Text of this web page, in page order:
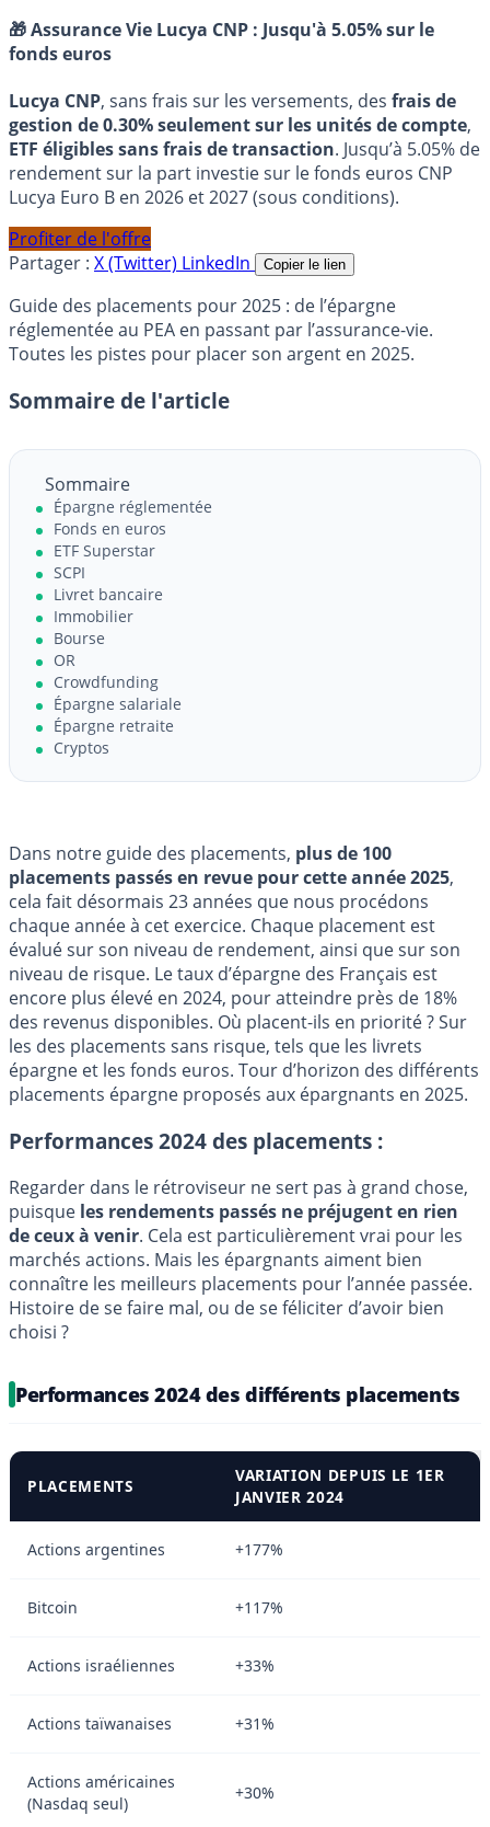
🎁 Assurance Vie Lucya CNP : Jusqu'à 5.05% sur le
fonds euros
Lucya CNP, sans frais sur les versements, des frais de
gestion de 0.30% seulement sur les unités de compte,
ETF éligibles sans frais de transaction. Jusqu’à 5.05% de
rendement sur la part investie sur le fonds euros CNP
Lucya Euro B en 2026 et 2027 (sous conditions).
Profiter de l'offre
Partager : X (Twitter) LinkedIn Copier le lien
Guide des placements pour 2025 : de l’épargne
réglementée au PEA en passant par l’assurance-vie.
Toutes les pistes pour placer son argent en 2025.
Sommaire de l'article
Sommaire
Épargne réglementée
Fonds en euros
ETF Superstar
SCPI
Livret bancaire
Immobilier
Bourse
OR
Crowdfunding
Épargne salariale
Épargne retraite
Cryptos
Dans notre guide des placements, plus de 100
placements passés en revue pour cette année 2025,
cela fait désormais 23 années que nous procédons
chaque année à cet exercice. Chaque placement est
évalué sur son niveau de rendement, ainsi que sur son
niveau de risque. Le taux d’épargne des Français est
encore plus élevé en 2024, pour atteindre près de 18%
des revenus disponibles. Où placent-ils en priorité ? Sur
les des placements sans risque, tels que les livrets
épargne et les fonds euros. Tour d’horizon des différents
placements épargne proposés aux épargnants en 2025.
Performances 2024 des placements :
Regarder dans le rétroviseur ne sert pas à grand chose,
puisque les rendements passés ne préjugent en rien
de ceux à venir. Cela est particulièrement vrai pour les
marchés actions. Mais les épargnants aiment bien
connaître les meilleurs placements pour l’année passée.
Histoire de se faire mal, ou de se féliciter d’avoir bien
choisi ?
Performances 2024 des différents placements
PLACEMENTS
VARIATION DEPUIS LE 1ER
JANVIER 2024
Actions argentines +177%
Bitcoin +117%
Actions israéliennes +33%
Actions taïwanaises +31%
Actions américaines
(Nasdaq seul)
+30%